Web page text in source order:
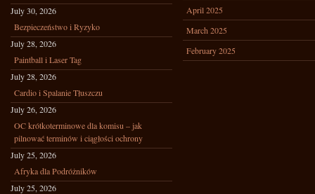
July 30, 2026
Bezpieczeństwo i Ryzyko
July 28, 2026
Paintball i Laser Tag
July 28, 2026
Cardio i Spalanie Tłuszczu
July 26, 2026
OC krótkoterminowe dla komisu – jak
pilnować terminów i ciągłości ochrony
July 25, 2026
Afryka dla Podróżników
July 25, 2026
April 2025
March 2025
February 2025